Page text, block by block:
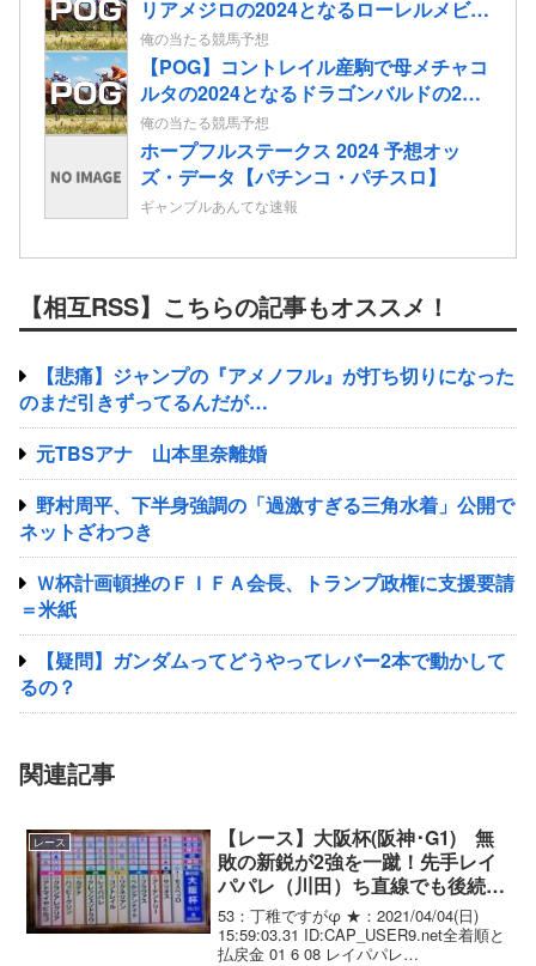
リアメジロの2024となるローレルメビウ
スの2歳情報
俺の当たる競馬予想
【POG】コントレイル産駒で母メチャコ
ルタの2024となるドラゴンバルドの2歳
情報
俺の当たる競馬予想
ホープフルステークス 2024 予想オッ
ズ・データ【パチンコ・パチスロ】
ギャンブルあんてな速報
【相互RSS】こちらの記事もオススメ！
【悲痛】ジャンプの『アメノフル』が打ち切りになった
のまだ引きずってるんだが…
元TBSアナ 山本里奈離婚
野村周平、下半身強調の「過激すぎる三角水着」公開で
ネットざわつき
Ｗ杯計画頓挫のＦＩＦＡ会長、トランプ政権に支援要請
＝米紙
【疑問】ガンダムってどうやってレバー2本で動かして
るの？
関連記事
レース
【レース】大阪杯(阪神･G1) 無
敗の新鋭が2強を一蹴！先手レイ
パパレ（川田）ち直線でも後続を
寄せ付けず圧勝！無傷6連勝でG1
初制覇
53：丁稚ですがφ ★：2021/04/04(日)
15:59:03.31 ID:CAP_USER9.net全着順と
払戻金 01 6 08 レイパパレ